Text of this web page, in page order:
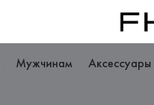
Мужчинам Аксессуары